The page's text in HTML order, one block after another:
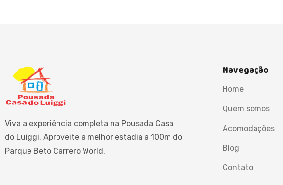
Viva a experiência completa na Pousada Casa
do Luiggi. Aproveite a melhor estadia a 100m do
Parque Beto Carrero World.
Navegação
Home
Quem somos
Acomodações
Blog
Contato